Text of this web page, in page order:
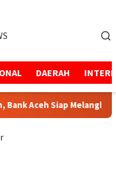
DAERAH
Aceh Siap Melangkah